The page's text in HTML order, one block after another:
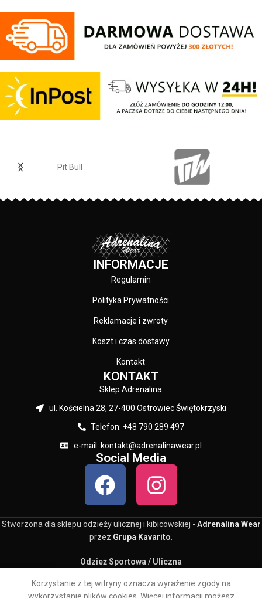
dołu bluzy - żebrowany kołnierz -
ściągacze rękawów dodatkowo
posiadają otwory na kciuk - od
silikonowa kwadratowa naszywka
na lewym rękawie z logo marki Pit
Bull - duży nadruk na plecach oraz
sitodruku przez co są bardzo
trwałe - skład materiału: 80%
bawełna / 20% poliester
PRODUCENT: Pit Bull
KOLOR:
Pit Bull
INFORMACJE
Regulamin
Polityka Prywatności
Reklamacje i zwroty
Koszt i czas dostawy
Kontakt
KONTAKT
Sklep Adrenalina
ul. Kościelna 28, 27-400 Ostrowiec Świętokrzyski
Telefon: +48 790 289 497
e-mail: kontakt@adrenalinawear.pl
Social Media
Stworzona dla sklepu odzieży ulicznej i kibicowskiej - Adrenalina Wear
przez Grupa Kavarito.
Odzież Sportowa / Uliczna
Korzystanie z tej witryny oznacza wyrażenie zgody na
Lista Życzeń
Koszyk
Moje konto